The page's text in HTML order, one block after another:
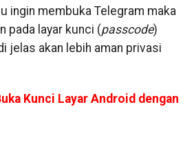
ingin membuka Telegram maka
pada layar kunci (passcode)
jelas akan lebih aman privasi
Kunci Layar Android dengan